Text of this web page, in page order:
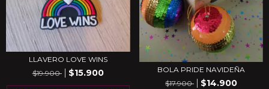
LLAVERO LOVE WINS
$19.900
$15.900
BOLA PRIDE NAVIDEÑA
$17.900
$14.900